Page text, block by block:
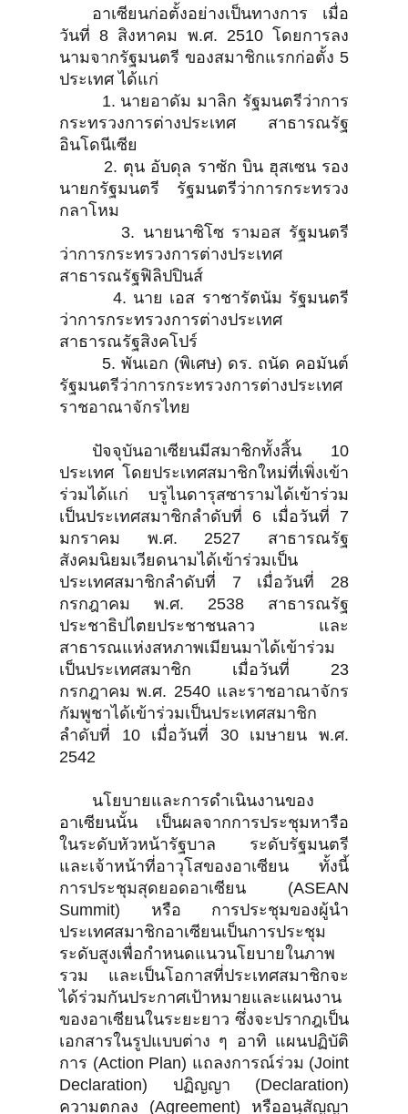
อาเซียนก่อตั้งอย่างเป็นทางการ เมื่อ
วันที่ 8 สิงหาคม พ.ศ. 2510 โดยการลง
นามจากรัฐมนตรี ของสมาชิกแรกก่อตั้ง 5
ประเทศ ได้แก่
1. นายอาดัม มาลิก รัฐมนตรีว่าการ
กระทรวงการต่างประเทศ สาธารณรัฐ
อินโดนีเซีย
2. ตุน อับดุล ราซัก บิน ฮุสเซน รอง
นายกรัฐมนตรี รัฐมนตรีว่าการกระทรวง
กลาโหม
3. นายนาซิโซ รามอส รัฐมนตรี
ว่าการกระทรวงการต่างประเทศ
สาธารณรัฐฟิลิปปินส์
4. นาย เอส ราชารัตนัม รัฐมนตรี
ว่าการกระทรวงการต่างประเทศ
สาธารณรัฐสิงคโปร์
5. พันเอก (พิเศษ) ดร. ถนัด คอมันต์
รัฐมนตรีว่าการกระทรวงการต่างประเทศ
ราชอาณาจักรไทย
ปัจจุบันอาเซียนมีสมาชิกทั้งสิ้น 10
ประเทศ โดยประเทศสมาชิกใหม่ที่เพิ่งเข้า
ร่วมได้แก่ บรูไนดารุสซารามได้เข้าร่วม
เป็นประเทศสมาชิกลำดับที่ 6 เมื่อวันที่ 7
มกราคม พ.ศ. 2527 สาธารณรัฐ
สังคมนิยมเวียดนามได้เข้าร่วมเป็น
ประเทศสมาชิกลำดับที่ 7 เมื่อวันที่ 28
กรกฎาคม พ.ศ. 2538 สาธารณรัฐ
ประชาธิปไตยประชาชนลาว และ
สาธารณแห่งสหภาพเมียนมาได้เข้าร่วม
เป็นประเทศสมาชิก เมื่อวันที่ 23
กรกฎาคม พ.ศ. 2540 และราชอาณาจักร
กัมพูชาได้เข้าร่วมเป็นประเทศสมาชิก
ลำดับที่ 10 เมื่อวันที่ 30 เมษายน พ.ศ.
2542
นโยบายและการดำเนินงานของ
อาเซียนนั้น เป็นผลจากการประชุมหารือ
ในระดับหัวหน้ารัฐบาล ระดับรัฐมนตรี
และเจ้าหน้าที่อาวุโสของอาเซียน ทั้งนี้
การประชุมสุดยอดอาเซียน (ASEAN
Summit) หรือ การประชุมของผู้นำ
ประเทศสมาชิกอาเซียนเป็นการประชุม
ระดับสูงเพื่อกำหนดแนวนโยบายในภาพ
รวม และเป็นโอกาสที่ประเทศสมาชิกจะ
ได้ร่วมกันประกาศเป้าหมายและแผนงาน
ของอาเซียนในระยะยาว ซึ่งจะปรากฎเป็น
เอกสารในรูปแบบต่าง ๆ อาทิ แผนปฏิบัติ
การ (Action Plan) แถลงการณ์ร่วม (Joint
Declaration) ปฏิญญา (Declaration)
ความตกลง (Agreement) หรืออนุสัญญา